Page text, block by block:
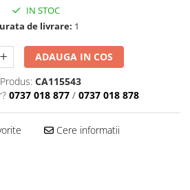
IN STOC
de livrare: 1
ADAUGA IN COS
CA115543
0737 018 877 / 0737 018 878
Cere informatii